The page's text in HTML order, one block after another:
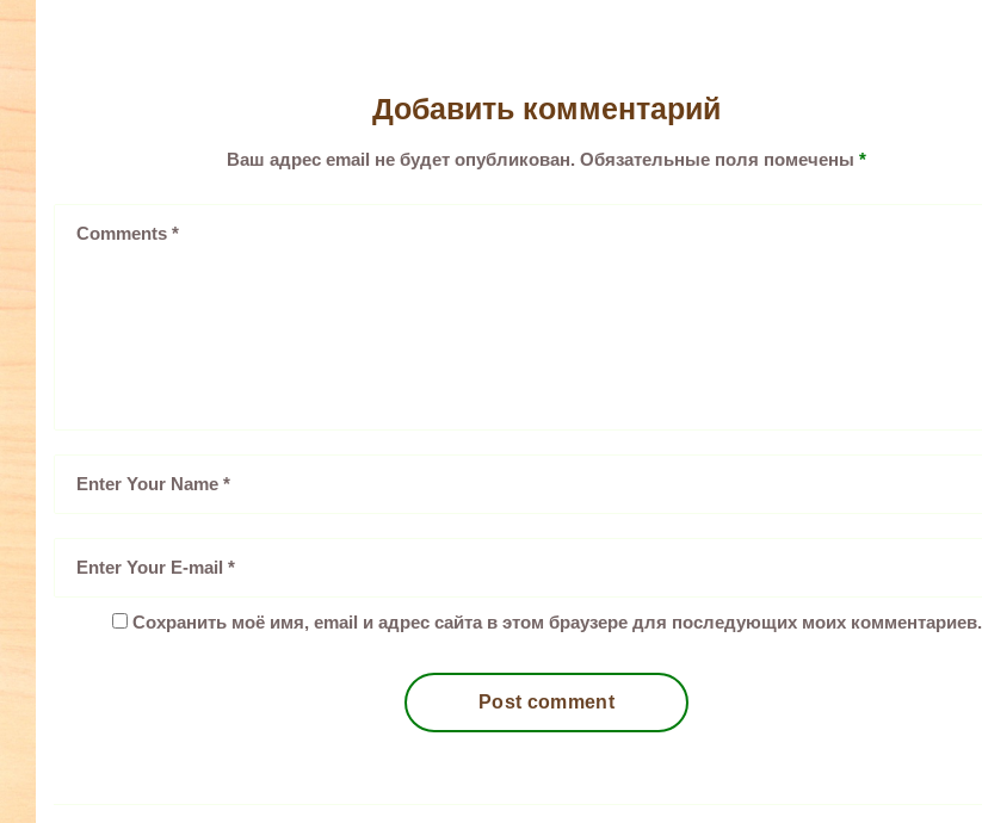
Добавить комментарий
Ваш адрес email не будет опубликован. Обязательные поля помечены *
Сохранить моё имя, email и адрес сайта в этом браузере для последующих моих комментариев.